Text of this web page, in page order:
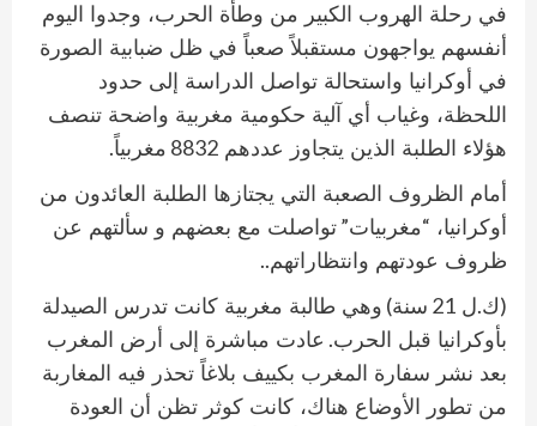
في رحلة الهروب الكبير من وطأة الحرب، وجدوا اليوم
أنفسهم يواجهون مستقبلاً صعباً في ظل ضبابية الصورة
في أوكرانيا واستحالة تواصل الدراسة إلى حدود
اللحظة، وغياب أي آلية حكومية مغربية واضحة تنصف
هؤلاء الطلبة الذين يتجاوز عددهم 8832 مغربياً.
أمام الظروف الصعبة التي يجتازها الطلبة العائدون من
أوكرانيا، “مغربيات” تواصلت مع بعضهم و سألتهم عن
ظروف عودتهم وانتظاراتهم..
(ك.ل 21 سنة) وهي طالبة مغربية كانت تدرس الصيدلة
بأوكرانيا قبل الحرب. عادت مباشرة إلى أرض المغرب
بعد نشر سفارة المغرب بكييف بلاغاً تحذر فيه المغاربة
من تطور الأوضاع هناك، كانت كوثر تظن أن العودة